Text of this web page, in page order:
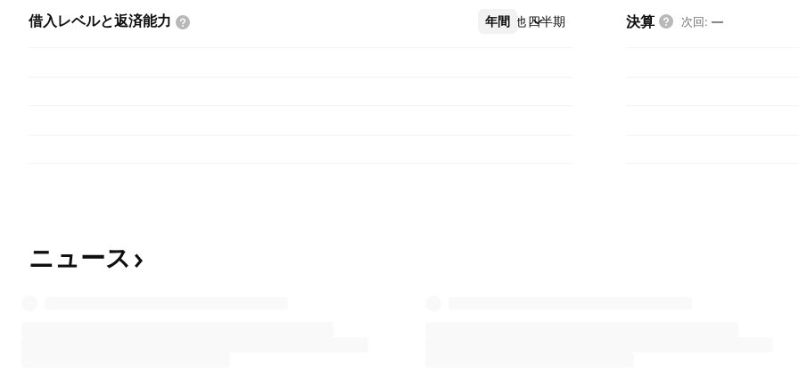
借入レベルと返済能力 年間 四半期
その他 決算 次回: —
ニュース